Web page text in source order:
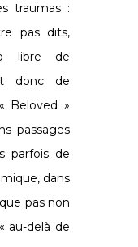
traumas :
pas dits,
libre de
donc de
Beloved »
passages
parfois de
dans
pas non
au-delà de